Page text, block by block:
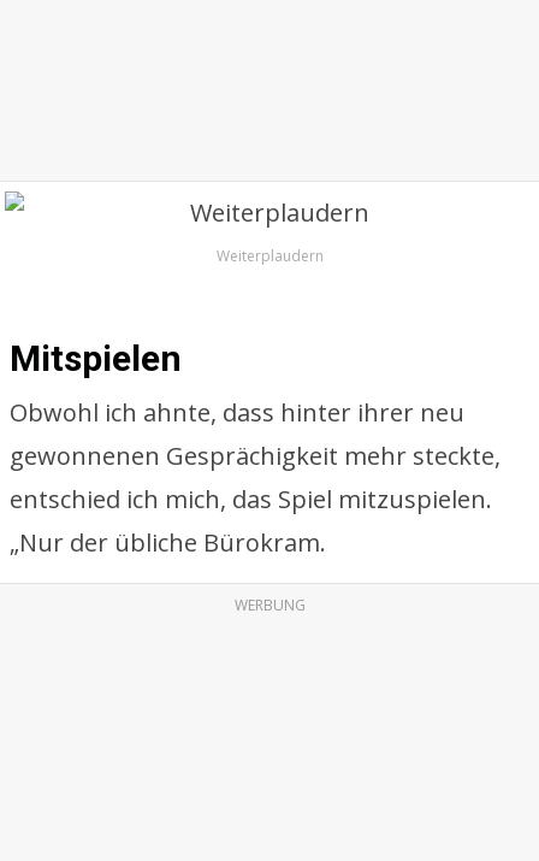
Weiterplaudern
Mitspielen
Obwohl ich ahnte, dass hinter ihrer neu
gewonnenen Gesprächigkeit mehr steckte,
entschied ich mich, das Spiel mitzuspielen.
„Nur der übliche Bürokram.
WERBUNG